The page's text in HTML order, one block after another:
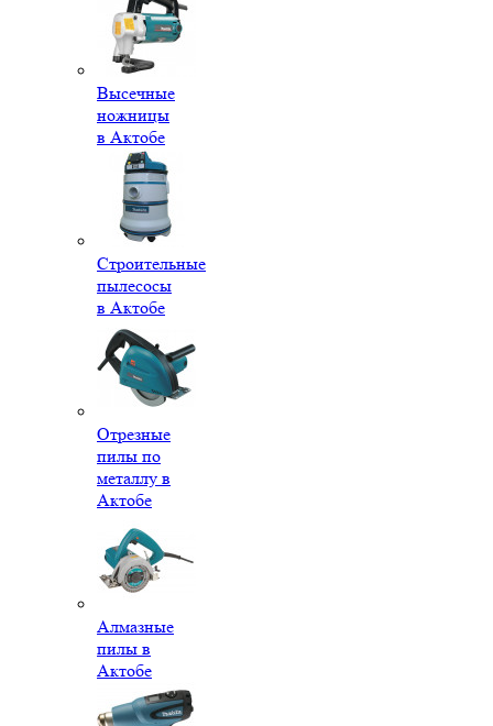
Высечные
ножницы
в Актобе
Строительные
пылесосы
в Актобе
Отрезные
пилы по
металлу в
Актобе
Алмазные
пилы в
Актобе